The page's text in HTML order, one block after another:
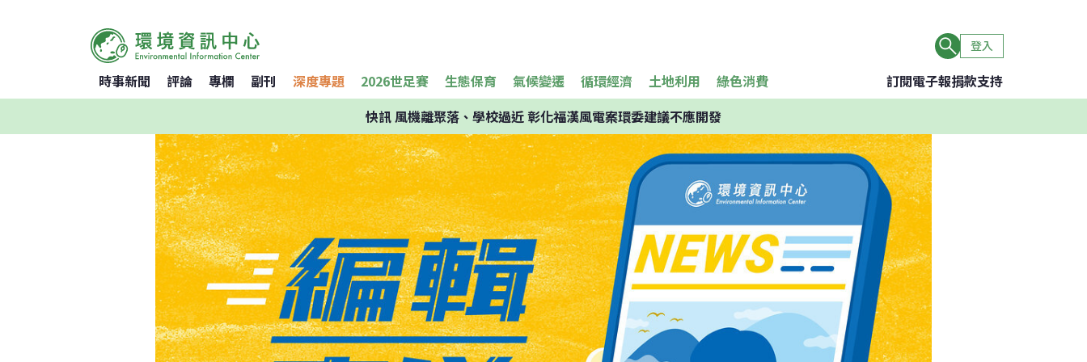
登入
時事新聞 評論 專欄 副刊 深度專題 2026世足賽 生態保育 氣候變遷 循環經濟 土地利用 綠色消費 訂閱電子報捐款支持
快訊風機離聚落、學校過近 彰化福漢風電案環委建議不應開發